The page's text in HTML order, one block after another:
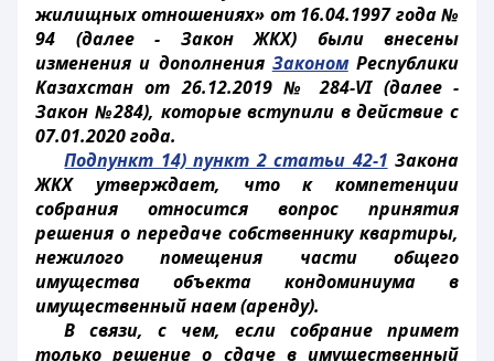
жилищных отношениях» от 16.04.1997 года №
94 (далее - Закон ЖКХ) были внесены
изменения и дополнения ЗакономРеспублики
Казахстан от 26.12.2019 № 284-VІ (далее -
Закон №284), которые вступили в действие с
07.01.2020 года.
Подпункт 14) пункт 2 статьи 42-1 Закона
ЖКХ утверждает, что к компетенции
собрания относится вопрос принятия
решения о передаче собственнику квартиры,
нежилого помещения части общего
имущества объекта кондоминиума в
имущественный наем (аренду).
В связи, с чем, если собрание примет
только решение о сдаче в имущественный